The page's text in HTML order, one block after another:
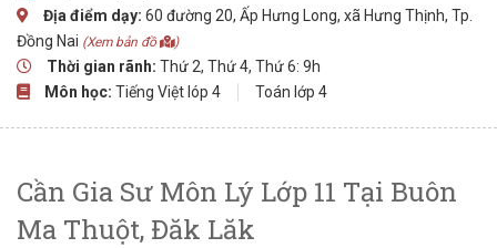
Địa điểm dạy: 60 đường 20, Ấp Hưng Long, xã Hưng Thịnh, Tp.
Đồng Nai (Xem bản đồ )
Thời gian rãnh: Thứ 2, Thứ 4, Thứ 6: 9h
Môn học: Tiếng Việt lóp 4 Toán lớp 4
Cần Gia Sư Môn Lý Lớp 11 Tại Buôn
Ma Thuột, Đăk Lăk